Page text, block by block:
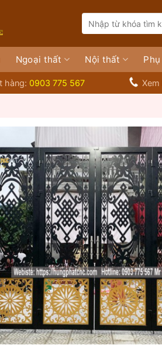
for:
Ngoại thất Nội thất
hàng: 0903 775 567